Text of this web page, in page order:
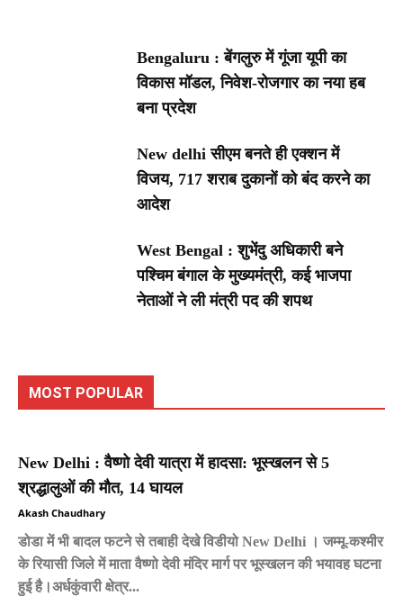
Bengaluru : बेंगलुरु में गूंजा यूपी का
विकास मॉडल, निवेश-रोजगार का नया हब
बना प्रदेश
New delhi सीएम बनते ही एक्शन में
विजय, 717 शराब दुकानों को बंद करने का
आदेश
West Bengal : शुभेंदु अधिकारी बने
पश्चिम बंगाल के मुख्यमंत्री, कई भाजपा
नेताओं ने ली मंत्री पद की शपथ
MOST POPULAR
New Delhi : वैष्णो देवी यात्रा में हादसा: भूस्खलन से 5
श्रद्धालुओं की मौत, 14 घायल
Akash Chaudhary
डोडा में भी बादल फटने से तबाही देखे विडीयो New Delhi । जम्मू-कश्मीर
के रियासी जिले में माता वैष्णो देवी मंदिर मार्ग पर भूस्खलन की भयावह घटना
हुई है।अर्धकुंवारी क्षेत्र...